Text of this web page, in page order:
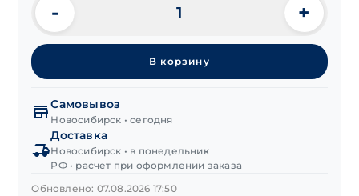
Количество
товара
Заклепка
под
п/
сф
DIN 660
нерж.
5х20 мм
- +
В корзину
Самовывоз
Новосибирск • сегодня
Доставка
Новосибирск • в понедельник
РФ • расчет при оформлении заказа
Обновлено: 07.08.2026 17:50